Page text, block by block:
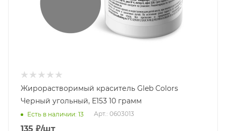
Жирорастворимый краситель Gleb Colors
Черный угольный, Е153 10 грамм
Есть в наличии: 13 Арт.: 0603013
135 ₽/шт